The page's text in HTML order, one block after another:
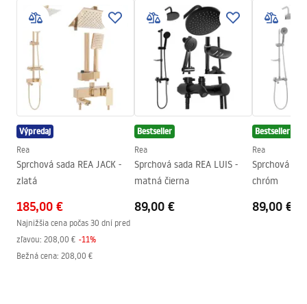
Farba
Čierna
Materiál
Kov
Spôsob montáže
Skrutkovací
Šírka
112
mm
Výška
700mm
Hĺbka
55mm
Záruka
24 mesiacov
Výpredaj
Rea
Sprchová sada REA JACK -
zlatá
185,00 €
Najnižšia cena počas 30 dní pred
zľavou: 208,00 € -11%
Bežná cena: 208,00 €
Bestseller
Rea
Sprchová sada REA LUIS -
matná čierna
89,00 €
Bestseller
Rea
Sprchová
chróm
89,00 €